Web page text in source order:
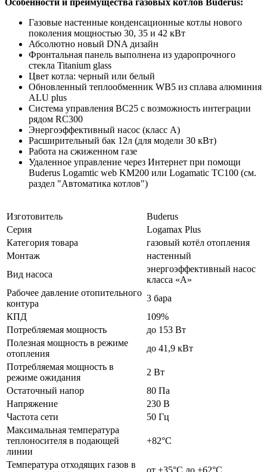
Газовые настенные конденсационные котлы нового
поколения мощностью 30, 35 и 42 кВт
Абсолютно новый DNA дизайн
Фронтальная панель выполнена из ударопрочного
стекла Titanium glass
Цвет котла: черный или белый
Обновленный теплообменник WB5 из сплава алюминия
ALU plus
Система управления BC25 c возможность интеграции
рядом RC300
Энергоэффективный насос (класс А)
Расширительный бак 12л (для модели 30 кВт)
Работа на сжиженном газе
Удаленное управление через Интернет при помощи
Buderus Logamtic web KM200 или Logamatic TC100 (см.
раздел "Автоматика котлов")
Изготовитель
Buderus
Серия
Logamax Plus
Категория товара
газовый котёл отопления
Монтаж
настенный
Вид насоса
энергоэффективный насос
класса «A»
Рабочее давление отопительного
контура
3 бара
КПД
109%
Потребляемая мощность
до 153 Вт
Полезная мощность в режиме
отопления
до 41,9 кВт
Потребляемая мощность в
режиме ожидания
2 Вт
Остаточный напор
80 Па
Напряжение
230 В
Частота сети
50 Гц
Максимальная температура
теплоносителя в подающей
линии
+82°C
Температура отходящих газов в
от +35°C до +62°C